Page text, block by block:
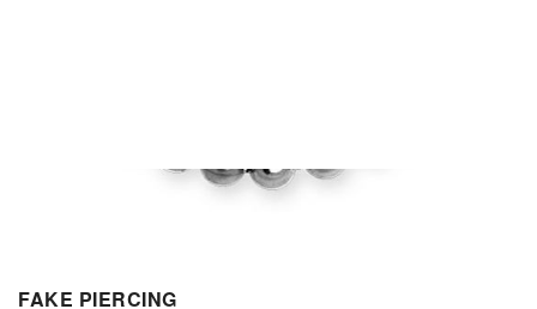
FAKE PIERCING